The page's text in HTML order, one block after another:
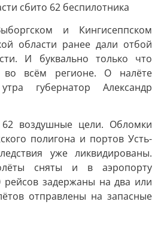
сбито 62 беспилотника
и Кингисеппском
области ранее дали отбой
И буквально только что
всём регионе. О налёте
губернатор Александр
воздушные цели. Обломки
полигона и портов Усть-
уже ликвидированы.
сняты и в аэропорту
рейсов задержаны на два или
отправлены на запасные